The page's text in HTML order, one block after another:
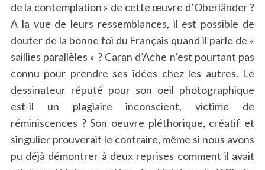
de la contemplation » de cette œuvre d’Oberländer ?
A la vue de leurs ressemblances, il est possible de
douter de la bonne foi du Français quand il parle de «
saillies parallèles » ? Caran d’Ache n’est pourtant pas
connu pour prendre ses idées chez les autres. Le
dessinateur réputé pour son oeil photographique
est-il un plagiaire inconscient, victime de
réminiscences ? Son oeuvre pléthorique, créatif et
singulier prouverait le contraire, même si nous avons
pu déjà démontrer à deux reprises comment il avait